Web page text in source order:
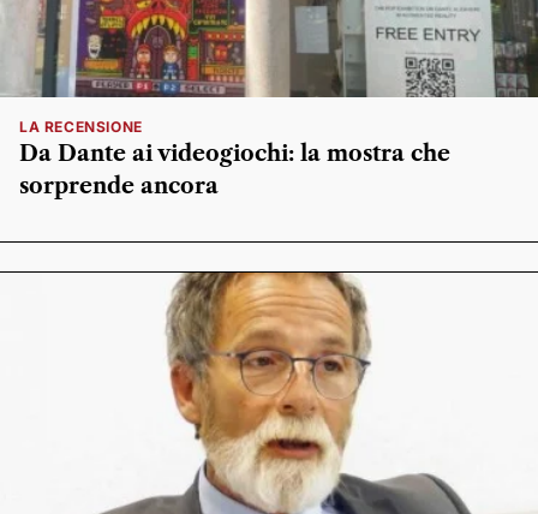
LA RECENSIONE
Da Dante ai videogiochi: la mostra che
sorprende ancora